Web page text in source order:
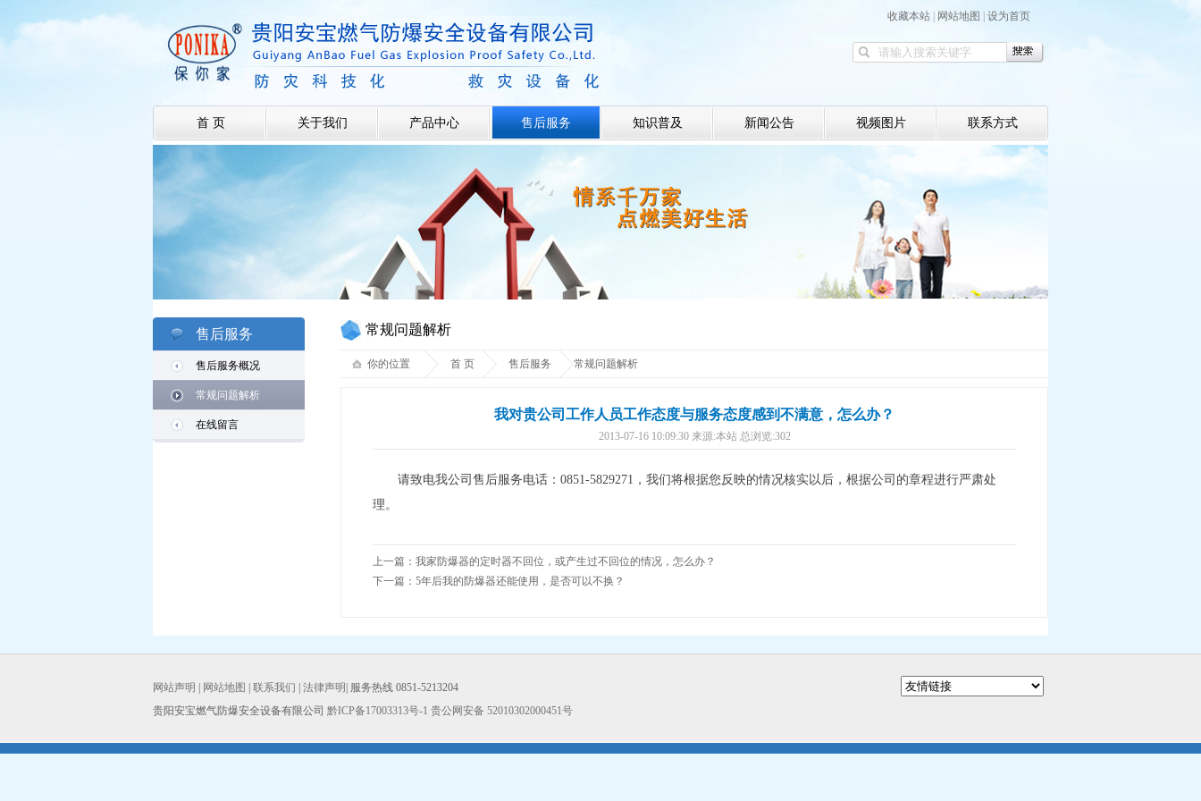
收藏本站 网站地图 设为首页
首 页 关于我们 产品中心 售后服务 知识普及 新闻公告 视频图片 联系方式
售后服务
售后服务概况
常规问题解析
在线留言
常规问题解析
你的位置 首 页 售后服务 常规问题解析
我对贵公司工作人员工作态度与服务态度感到不满意，怎么办？
2013-07-16 10:09:30 来源:本站 总浏览:302
请致电我公司售后服务电话：0851-5829271，我们将根据您反映的情况核实以后，根据公司的章程进行严肃处
理。
上一篇： 我家防爆器的定时器不回位，或产生过不回位的情况，怎么办？
下一篇： 5年后我的防爆器还能使用，是否可以不换？
网站声明 网站地图 联系我们 法律声明 | 服务热线 0851-5213204
贵阳安宝燃气防爆安全设备有限公司 黔ICP备17003313号-1 贵公网安备 52010302000451号